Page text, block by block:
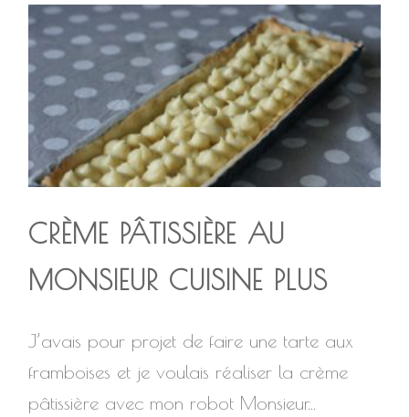
CRÈME PÂTISSIÈRE AU
MONSIEUR CUISINE PLUS
J’avais pour projet de faire une tarte aux
framboises et je voulais réaliser la crème
pâtissière avec mon robot Monsieur...